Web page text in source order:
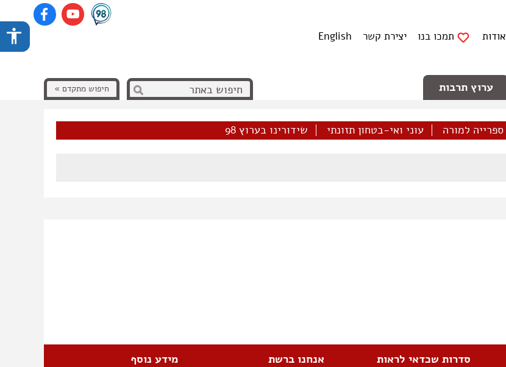
אודות תמכו בנו יצירת קשר English
ערוץ תרבות חיפוש מתקדם »
ספרייה למורה עוני ואי-בטחון תזונתי שידורינו בערוץ 98
סדרות שכדאי לראות אנחנו ברשת מידע נוסף